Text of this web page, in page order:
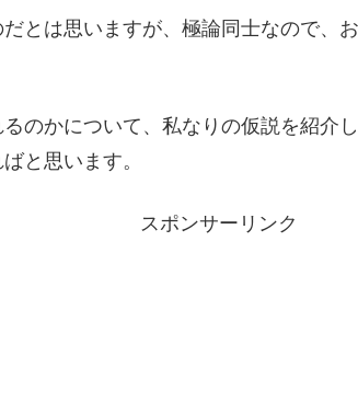
とは思いますが、極論同士なので、
のかについて、私なりの仮説を紹介
と思います。
スポンサーリンク